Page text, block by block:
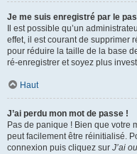
Je me suis enregistré par le
Il est possible qu’un
effet, il est courant de supprimer
pour réduire la taille de la base
ré-enregistrer et soyez plus
Haut
J’ai perdu mon mot de passe !
Pas de panique ! Bien que votre
peut facilement être réinitialisé.
connexion puis cliquez sur J’ai